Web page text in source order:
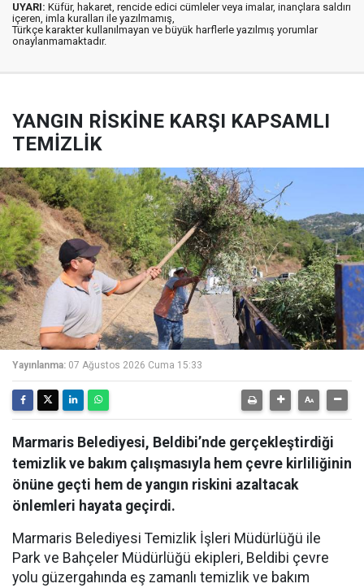
UYARI: Küfür, hakaret, rencide edici cümleler veya imalar, inançlara saldırı
içeren, imla kuralları ile yazılmamış,
Türkçe karakter kullanılmayan ve büyük harflerle yazılmış yorumlar
onaylanmamaktadır.
YANGIN RİSKİNE KARŞI KAPSAMLI
TEMİZLİK
Yayınlanma: 07 Ağustos 2026 Cuma 15:33
Marmaris Belediyesi, Beldibi’nde gerçekleştirdiği
temizlik ve bakım çalışmasıyla hem çevre kirliliğinin
önüne geçti hem de yangın riskini azaltacak
önlemleri hayata geçirdi.
Marmaris Belediyesi Temizlik İşleri Müdürlüğü ile
Park ve Bahçeler Müdürlüğü ekipleri, Beldibi çevre
yolu güzergahında eş zamanlı temizlik ve bakım